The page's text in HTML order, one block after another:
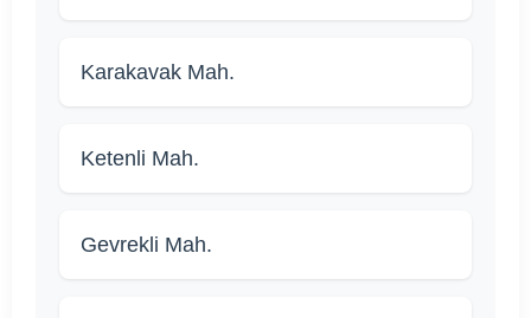
Karakavak Mah.
Ketenli Mah.
Gevrekli Mah.